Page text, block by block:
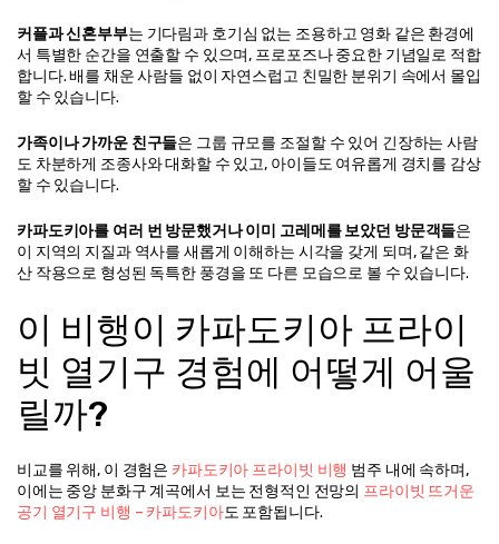
커플과 신혼부부는 기다림과 호기심 없는 조용하고 영화 같은 환경에
서 특별한 순간을 연출할 수 있으며, 프로포즈나 중요한 기념일로 적합
합니다. 배를 채운 사람들 없이 자연스럽고 친밀한 분위기 속에서 몰입
할 수 있습니다.
가족이나 가까운 친구들은 그룹 규모를 조절할 수 있어 긴장하는 사람
도 차분하게 조종사와 대화할 수 있고, 아이들도 여유롭게 경치를 감상
할 수 있습니다.
카파도키아를 여러 번 방문했거나 이미 고레메를 보았던 방문객들은
이 지역의 지질과 역사를 새롭게 이해하는 시각을 갖게 되며, 같은 화
산 작용으로 형성된 독특한 풍경을 또 다른 모습으로 볼 수 있습니다.
이 비행이 카파도키아 프라이
빗 열기구 경험에 어떻게 어울
릴까?
비교를 위해, 이 경험은 카파도키아 프라이빗 비행 범주 내에 속하며,
이에는 중앙 분화구 계곡에서 보는 전형적인 전망의 프라이빗 뜨거운
공기 열기구 비행 – 카파도키아도 포함됩니다.